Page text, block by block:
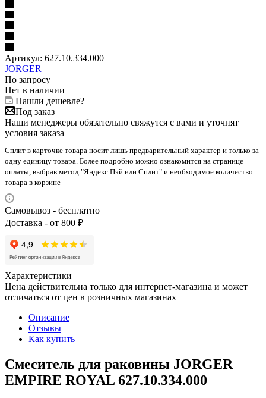
Артикул: 627.10.334.000
JORGER
По запросу
Нет в наличии
Нашли дешевле?
Под заказ
Наши менеджеры обязательно свяжутся с вами и уточнят
условия заказа
Сплит в карточке товара носит лишь предварительный характер и только за
одну единицу товара. Более подробно можно ознакомится на странице
оплаты, выбрав метод "Яндекс Пэй или Сплит" и необходимое количество
товара в корзине
Самовывоз - бесплатно
Доставка - от 800 ₽
Характеристики
Цена действительна только для интернет-магазина и может
отличаться от цен в розничных магазинах
Описание
Отзывы
Как купить
Смеситель для раковины JORGER
EMPIRE ROYAL 627.10.334.000